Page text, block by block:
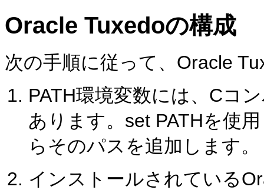
Oracle Tuxedoの構成
次の手順に従って、Oracle
PATH環境変数には、Cコ
あります。set PATHを使
らそのパスを追加します。
インストールされている